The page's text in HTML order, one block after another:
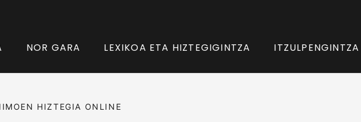
NOR GARA LEXIKOA ETA HIZTEGIGINTZA ITZULPENGINTZA
HIZTEGIA ONLINE